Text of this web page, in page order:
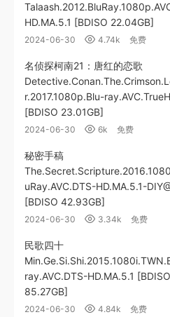
HD.MA.5.1 [BDISO 22.04GB]
2024-06-30 4.74k 免费
名侦探柯南21：唐红的恋歌
r.2017.1080p.Blu-
[BDISO 23.01GB]
2024-06-30 6k 免费
秘密手稿
uRay.AVC.DTS-HD.MA.5.1-
[BDISO 42.93GB]
2024-06-30 3.34k 免费
民歌四十
ray.AVC.DTS-HD.MA.5.1 [BDISO
85.27GB]
2024-06-30 4.84k 免费